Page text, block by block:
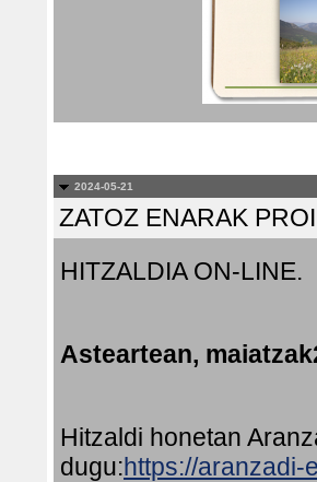
2024-05-21
ZATOZ ENARAK
HITZALDIA ON-LINE.
Asteartean,
Hitzaldi honetan
dugu:https://aranzadi-